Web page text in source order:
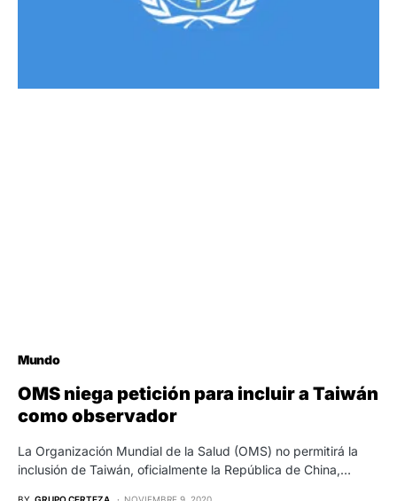
Mundo
OMS niega petición para incluir a Taiwán
como observador
La Organización Mundial de la Salud (OMS) no permitirá la
inclusión de Taiwán, oficialmente la República de China,…